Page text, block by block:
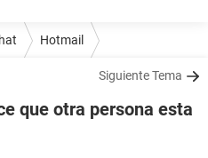
Hotmail
Siguiente Tema
que otra persona esta